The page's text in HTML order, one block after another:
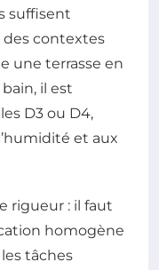
suffisent
des contextes
une terrasse en
il est
D3 ou D4,
et aux
rigueur : il faut
homogène
tâches